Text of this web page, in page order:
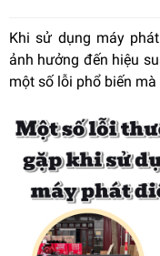
Khi sử dụng máy
ảnh hưởng đến hiệu
một số lỗi phổ biến mà